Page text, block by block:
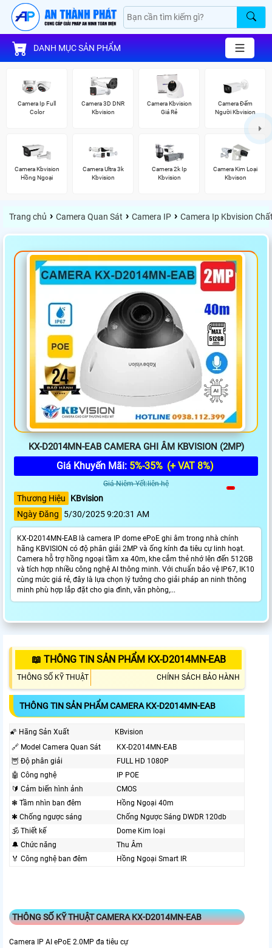
DANH MỤC SẢN PHẨM
Camera Ip Full
Color
Camera 3D DNR
Kbvision
Camera Kbvision
Giá Rẻ
Camera Đếm
Người Kbvision
Camera Kbvision
Hồng Ngoại
Camera Ultra 3k
Kbvision
Camera 2k Ip
Kbvision
Camera Kim Loại
Kbvison
Trang chủ › Camera Quan Sát › Camera IP › Camera Ip Kbvision
KX-D2014MN-EAB CAMERA GHI ÂM KBVISION (2MP)
Giá Khuyến Mãi: 5%-35% (+ VAT 8%)
Giá Niêm Yết:liên hệ
Thương Hiệu
KBvision
Ngày Đăng
5/30/2025 9:20:31 AM
KX-D2014MN-EAB là camera IP dome ePoE ghi âm trong nhà chính
hãng KBVISION có độ phân giải 2MP và ống kính đa tiêu cự linh hoạt.
Camera hỗ trợ hồng ngoại tầm xa 40m, khe cắm thẻ nhớ lên đến 512GB
và tích hợp nhiều công nghệ AI thông minh. Với chuẩn bảo vệ IP67, IK10
cùng mức giá rẻ, đây là lựa chọn lý tưởng cho giải pháp an ninh thông
minh phù hợp lắp đặt cho gia đình, văn phòng,...
📖 THÔNG TIN SẢN PHẨM KX-D2014MN-EAB
THÔNG SỐ KỸ THUẬT CHÍNH SÁCH BẢO HÀNH
THÔNG TIN SẢN PHẨM CAMERA KX-D2014MN-EAB
🌠 Hãng Sản Xuất
KBvision
🔗 Model Camera Quan Sát
KX-D2014MN-EAB
🦉 Độ phân giải
FULL HD 1080P
🤖️ Công nghệ
IP POE
🔰 Cảm biến hình ảnh
CMOS
❃ Tầm nhìn ban đêm
Hồng Ngoại 40m
✱ Chống ngược sáng
Chống Ngược Sáng DWDR 120db
🕉️ Thiết kế
Dome Kim loại
🔔 Chức năng
Thu Âm
️🏅️ Công nghệ ban đêm
Hồng Ngoại Smart IR
THÔNG SỐ KỸ THUẬT CAMERA KX-D2014MN-EAB
Camera IP AI ePoE 2.0MP đa tiêu cự